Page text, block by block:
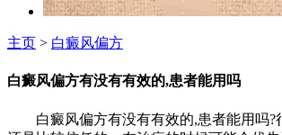
主页 > 白癜风偏方
白癜风偏方有没有有效的,患者能用吗
白癜风偏方有没有有效的,患者能用吗?